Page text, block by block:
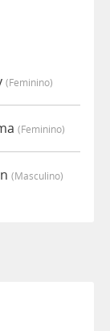
(feminino)
(feminino)
(masculino)